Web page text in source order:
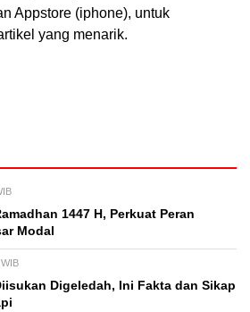
Appstore (iphone), untuk
yang menarik.
1447 H, Perkuat Peran
Modal
Digeledah, Ini Fakta dan Sikap